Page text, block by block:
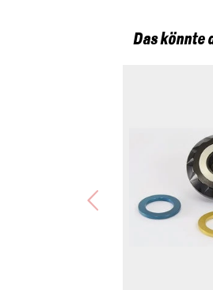
Das könnte